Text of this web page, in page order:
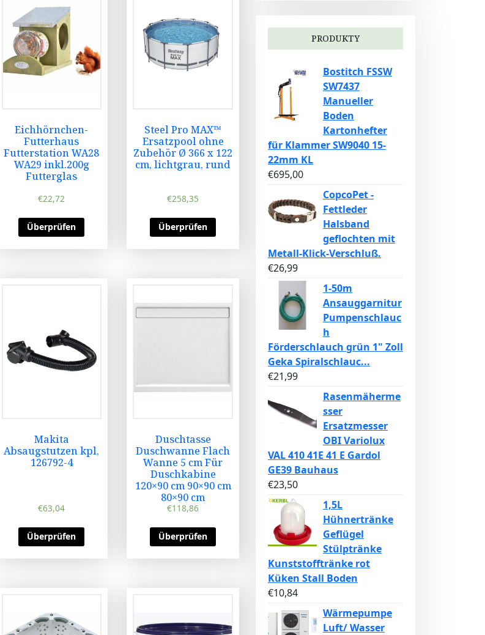
Eichhörnchen-
Futterhaus
Futterstation WA28
WA29 inkl.200g
Futterglas
€22,72
Überprüfen
Steel Pro MAX™
Ersatzpool ohne
Zubehör Ø 366 x 122
cm, lichtgrau, rund
€258,35
Überprüfen
Makita
Absaugstutzen kpl,
126792-4
€63,04
Überprüfen
Duschtasse
Duschwanne Flach
Wanne 5 cm Für
Duschkabine
120×90 cm 90×90 cm
80×90 cm
€118,86
Überprüfen
PRODUKTY
Bostitch FSSW
SW7437
Manueller
Boden
Kartonhefter
für Klammer SW9040 15-
22mm KL
€695,00
CopcoPet -
Fettleder
Halsband
geflochten mit
Metall-Klick-Verschluß.
€26,99
1-50m
Ansauggarnitur
Pumpenschlauc
h
Förderschlauch grün 1" Zoll
Geka Spiralschlauc...
€21,99
Rasenmäherme
sser
Ersatzmesser
OBI Variolux
VAL 410 41E 41 E Gardol
GE39 Bauhaus
€23,50
1,5L
Hühnertränke
Geflügel
Stülptränke
Kunststofftränke rot
Küken Stall Boden
€10,84
Wärmepumpe
Luft/ Wasser